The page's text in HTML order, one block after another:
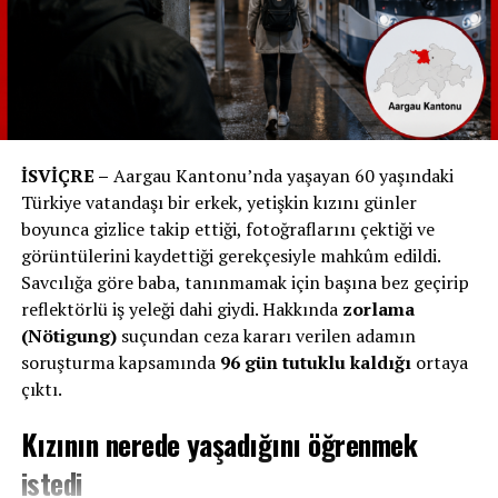
Özlem Kumrular, tarihi araştırmaları ve romanlarıyla
hafızalarda yer etmeye devam edecek. Yakınlarına ve
sevenlerine başsağlığı diliyoruz.
RELATED TOPICS:
UP NEXT
Haziran Ayında İsviçre’de Değişecek Yasalar ve
Düzenlemeler
DON'T MISS
İsviçre Posta Hizmetleri, 170 Şubeyi Kapatma Kararı
Alıyor
İSVİÇRE – Aargau Kantonu’nda yaşayan 60 yaşındaki
Türkiye vatandaşı bir erkek, yetişkin kızını günler
boyunca gizlice takip ettiği, fotoğraflarını çektiği ve
görüntülerini kaydettiği gerekçesiyle mahkûm edildi.
Savcılığa göre baba, tanınmamak için başına bez geçirip
reflektörlü iş yeleği dahi giydi. Hakkında zorlama
(Nötigung)suçundan ceza kararı verilen adamın
soruşturma kapsamında 96 gün tutuklu kaldığıortaya
çıktı.
Kızının nerede yaşadığını öğrenmek
istedi